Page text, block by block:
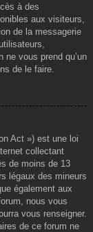
à des
aux visiteurs,
de la messagerie
ne vous prend qu’un
de le faire.
Act ») est une loi
collectant
de moins de 13
légaux des mineurs
également aux
nous vous
vous renseigner.
de ce forum ne